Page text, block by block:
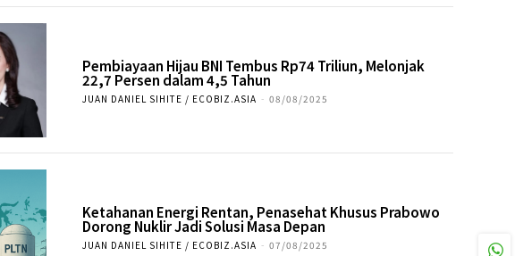
Pembiayaan Hijau BNI Tembus Rp74 Triliun, Melonjak
22,7 Persen dalam 4,5 Tahun
JUAN DANIEL SIHITE / ECOBIZ.ASIA - 08/08/2025
Ketahanan Energi Rentan, Penasehat Khusus Prabowo
Dorong Nuklir Jadi Solusi Masa Depan
JUAN DANIEL SIHITE / ECOBIZ.ASIA - 07/08/2025